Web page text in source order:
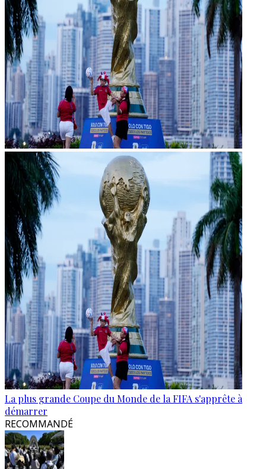
La plus grande Coupe du Monde de la FIFA s'apprête à
démarrer
RECOMMANDÉ